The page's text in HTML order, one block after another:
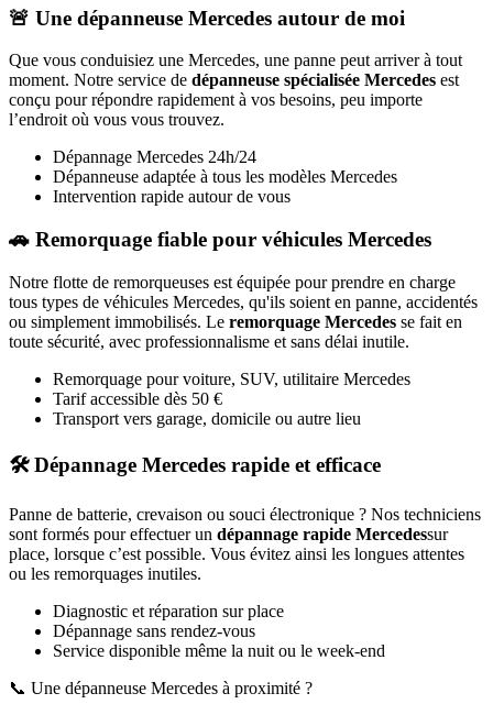
🚨 Une dépanneuse Mercedes autour de moi
Que vous conduisiez une Mercedes, une panne peut arriver à tout
moment. Notre service de dépanneuse spécialisée Mercedes est
conçu pour répondre rapidement à vos besoins, peu importe
l’endroit où vous vous trouvez.
Dépannage Mercedes 24h/24
Dépanneuse adaptée à tous les modèles Mercedes
Intervention rapide autour de vous
🚗 Remorquage fiable pour véhicules Mercedes
Notre flotte de remorqueuses est équipée pour prendre en charge
tous types de véhicules Mercedes, qu'ils soient en panne, accidentés
ou simplement immobilisés. Le remorquage Mercedes se fait en
toute sécurité, avec professionnalisme et sans délai inutile.
Remorquage pour voiture, SUV, utilitaire Mercedes
Tarif accessible dès 50 €
Transport vers garage, domicile ou autre lieu
🛠️ Dépannage Mercedes rapide et efficace
Panne de batterie, crevaison ou souci électronique ? Nos techniciens
sont formés pour effectuer un dépannage rapide Mercedessur
place, lorsque c’est possible. Vous évitez ainsi les longues attentes
ou les remorquages inutiles.
Diagnostic et réparation sur place
Dépannage sans rendez-vous
Service disponible même la nuit ou le week-end
📞 Une dépanneuse Mercedes à proximité ?